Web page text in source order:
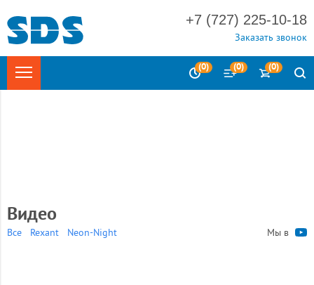
+7 (727) 225-10-18
Заказать звонок
(0) (0) (0)
Видео
Все Rexant Neon-Night Мы в